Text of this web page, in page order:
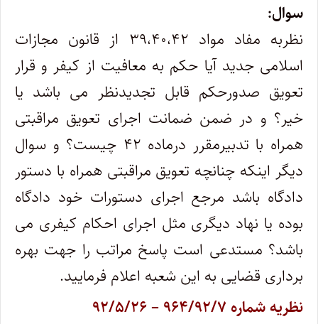
سوال:
نظربه مفاد مواد ۳۹،۴۰،۴۲ از قانون مجازات
اسلامی جدید آیا حکم به معافیت از کیفر و قرار
تعویق صدورحکم قابل تجدیدنظر می باشد یا
خیر؟ و در ضمن ضمانت اجرای تعویق مراقبتی
همراه با تدبیرمقرر درماده ۴۲ چیست؟ و سوال
دیگر اینکه چنانچه تعویق مراقبتی همراه با دستور
دادگاه باشد مرجع اجرای دستورات خود دادگاه
بوده یا نهاد دیگری مثل اجرای احکام کیفری می
باشد؟ مستدعی است پاسخ مراتب را جهت بهره
برداری قضایی به این شعبه اعلام فرمایید.
نظریه شماره ۹۶۴/۹۲/۷ – ۹۲/۵/۲۶